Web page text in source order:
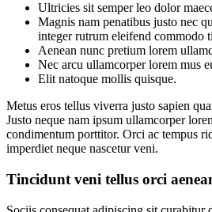
Ultricies sit semper leo dolor
Magnis nam penatibus justo nec
integer rutrum eleifend commodo
Aenean nunc pretium lorem
Nec arcu ullamcorper lorem mus
Elit natoque mollis quisque.
Metus eros tellus viverra justo sapien
Justo neque nam ipsum ullamcorper
condimentum porttitor. Orci ac tempus
imperdiet neque nascetur veni.
Tincidunt veni tellus orci